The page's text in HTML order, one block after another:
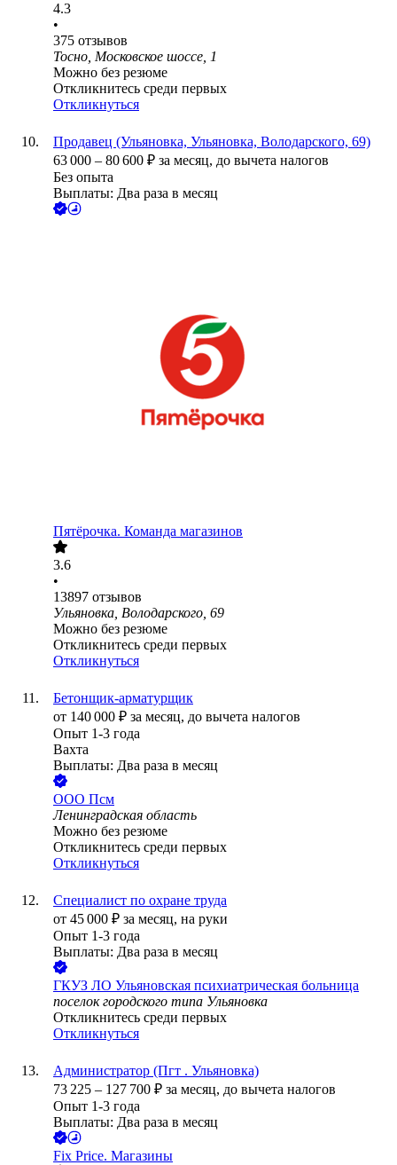
4.3
•
375 отзывов
Тосно, Московское шоссе, 1
Можно без резюме
Откликнитесь среди первых
Откликнуться
Продавец (Ульяновка, Ульяновка, Володарского, 69)
63 000 – 80 600 ₽ за месяц, до вычета налогов
Без опыта
Выплаты: Два раза в месяц
Пятёрочка. Команда магазинов
3.6
•
13897 отзывов
Ульяновка, Володарского, 69
Можно без резюме
Откликнитесь среди первых
Откликнуться
Бетонщик-арматурщик
от 140 000 ₽ за месяц, до вычета налогов
Опыт 1-3 года
Вахта
Выплаты: Два раза в месяц
ООО Псм
Ленинградская область
Можно без резюме
Откликнитесь среди первых
Откликнуться
Специалист по охране труда
от 45 000 ₽ за месяц, на руки
Опыт 1-3 года
Выплаты: Два раза в месяц
ГКУЗ ЛО Ульяновская психиатрическая больница
поселок городского типа Ульяновка
Откликнитесь среди первых
Откликнуться
Администратор (Пгт . Ульяновка)
73 225 – 127 700 ₽ за месяц, до вычета налогов
Опыт 1-3 года
Выплаты: Два раза в месяц
Fix Price. Магазины